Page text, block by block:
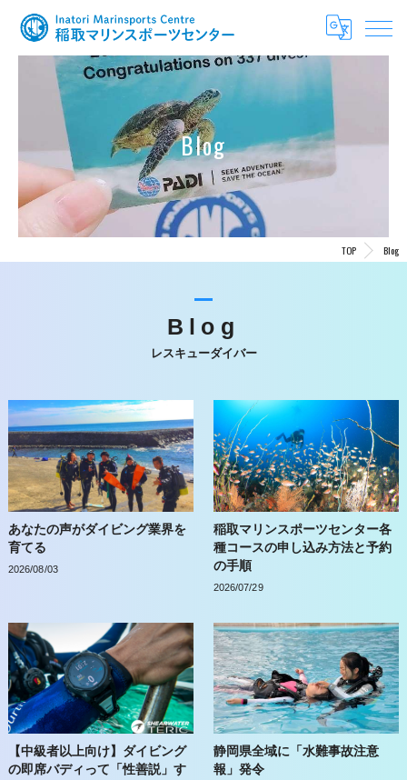
Blog
TOP Blog
Blog
レスキューダイバー
あなたの声がダイビング業界を
育てる
2026/08/03
稲取マリンスポーツセンター各
種コースの申し込み方法と予約
の手順
2026/07/29
【中級者以上向け】ダイビング
の即席バディって「性善説」す
静岡県全域に「水難事故注意
報」発令